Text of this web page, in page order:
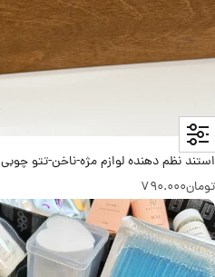
استند نظم دهنده لوازم مژه-ناخن-تتو چوبی
تومان790.000